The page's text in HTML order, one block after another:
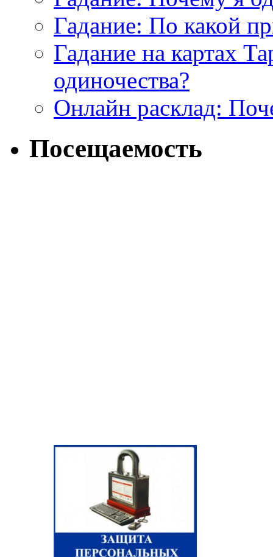
Гадание: По какой
Гадание на картах
одиночества?
Онлайн расклад:
Посещаемость